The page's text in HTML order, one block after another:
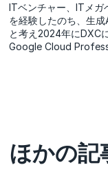
ITベンチャー、ITメガ
を経験したのち、生
と考え2024年にDXC
Google Cloud
ほかの記